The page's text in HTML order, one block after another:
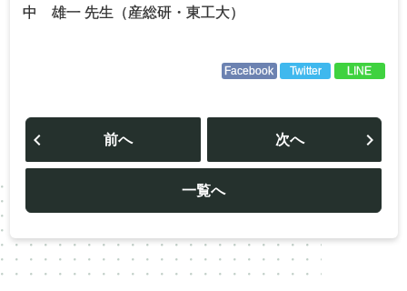
中 雄一 先生（産総研・東工大）
Facebook Twitter LINE
投
ビ
ー
シ
ョ
前へ
一覧へ
次へ